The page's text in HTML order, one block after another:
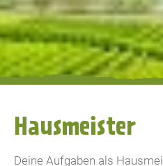
Hausmeister
Deine Aufgaben als